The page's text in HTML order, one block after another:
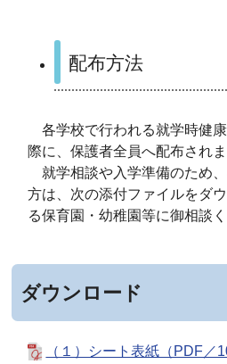
配布方法
各学校で行われる就学時健
際に、保護者全員へ配布されま
就学相談や入学準備のため
方は、次の添付ファイルをダ
る保育園・幼稚園等に御相談く
ダウンロード
（１）シート表紙（PDF／